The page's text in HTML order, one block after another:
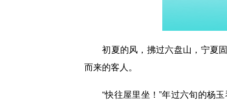
初夏的风，拂过六盘山，宁夏固
而来的客人。
“快往屋里坐！”年过六旬的杨玉